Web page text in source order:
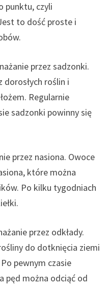
punktu, czyli
to dość proste i
przez sadzonki.
dorosłych roślin i
Regularnie
sadzonki powinny się
przez nasiona. Owoce
które można
Po kilku tygodniach
przez odkłady.
do dotknięcia ziemi
pewnym czasie
pęd można odciąć od